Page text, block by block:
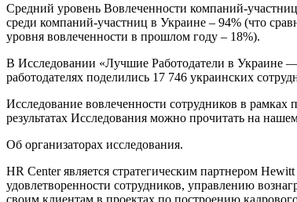
Средний уровень Вовлеченности компаний-
среди компаний-участниц в Украине – 94% (что
уровня вовлеченности в прошлом году – 18%).
В Исследовании «Лучшие Работодатели в Украине
работодателях поделились 17 746 украинских
Исследование вовлеченности сотрудников в
результатах Исследования можно прочитать на
Об организаторах исследования.
HR Center является стратегическим партнером
удовлетворенности сотрудников, управлению
своим клиентам в проектах по построению